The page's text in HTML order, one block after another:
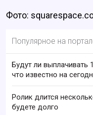
Фото:
Популярное на
Будут ли выплачивать
что известно на
Ролик длится
будете долго